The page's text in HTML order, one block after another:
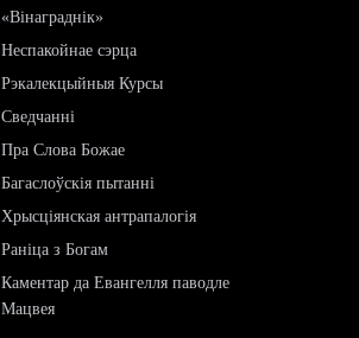
«Вінаграднік»
Неспакойнае сэрца
Рэкалекцыйныя Курсы
Сведчанні
Пра Слова Божае
Багаслоўскія пытанні
Хрысціянская антрапалогія
Раніца з Богам
Каментар да Евангелля паводле
Мацвея